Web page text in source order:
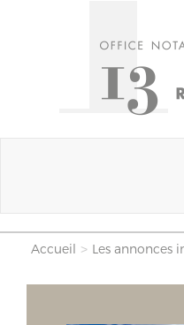
Accueil Les annonces